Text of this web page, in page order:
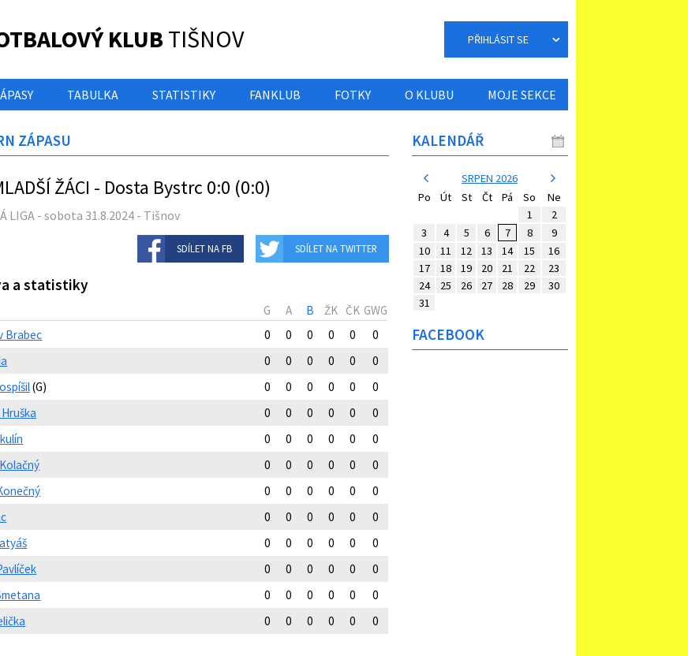
KLUB TIŠNOV PŘIHLÁSIT SE
TABULKA STATISTIKY FANKLUB FOTKY O KLUBU MOJE SEKCE
ZÁPASU
ŽÁCI - Dosta Bystrc 0:0 (0:0)
LIGA - sobota 31.8.2024 - Tišnov
SDÍLET NA FB SDÍLET NA TWITTER
a statistiky
G A B ŽK ČK GWG
Brabec
0 0 0 0 0
0
0 0 0 0 0
0
(G) 0 0 0 0 0
0
0 0 0 0 0
0
0 0 0 0 0
0
0 0 0 0 0
0
0 0 0 0 0
0
0 0 0 0 0
0
0 0 0 0 0
0
0 0 0 0 0
0
0 0 0 0 0
0
0 0 0 0 0 0
KALENDÁŘ
SRPEN 2026
Po
Út St Čt Pá So
Ne
1
2
3
4 5 6 7 8
9
10
11 12 13 14 15
16
17
18 19 20 21 22
23
24
25 26 27 28 29
30
31
FACEBOOK